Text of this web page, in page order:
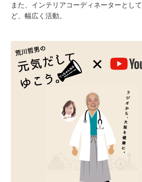
また、インテリアコーディネーターとし
ど、幅広く活動。